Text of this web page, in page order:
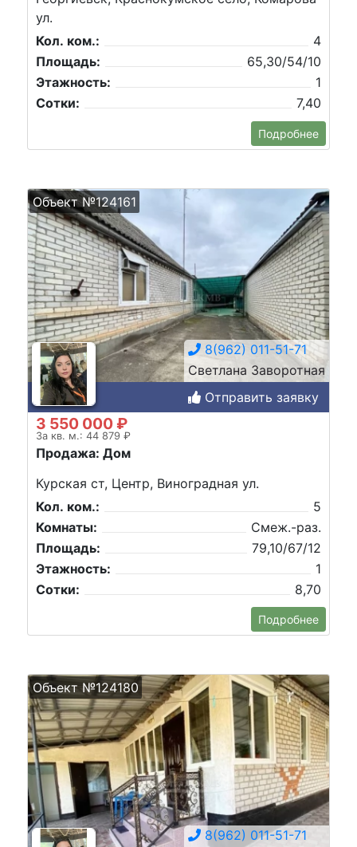
ул.
Кол. ком.:
4
Площадь:
65,30/54/10
Этажность:
1
Сотки:
7,40
Подробнее
Объект №124161
8(962) 011-51-71
Светлана Заворотная
Отправить заявку
3 550 000 ₽
За кв. м.: 44 879 ₽
Продажа: Дом
Курская ст, Центр, Виноградная ул.
Кол. ком.:
5
Комнаты:
Смеж.-раз.
Площадь:
79,10/67/12
Этажность:
1
Сотки:
8,70
Подробнее
Объект №124180
8(962) 011-51-71